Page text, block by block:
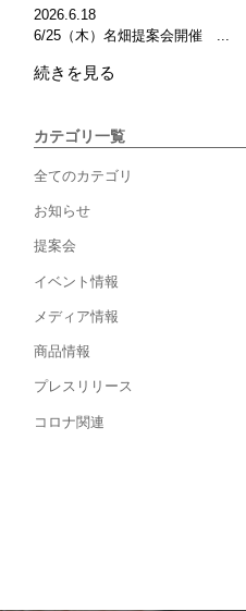
2026.6.18
6/25（木）名畑提案会開催 ...
続きを見る
カテゴリ一覧
全てのカテゴリ
お知らせ
提案会
イベント情報
メディア情報
商品情報
プレスリリース
コロナ関連